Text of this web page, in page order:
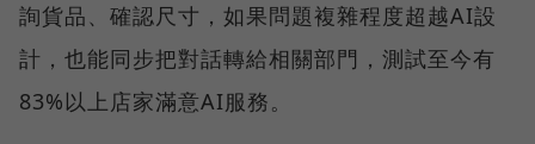
詢貨品、確認尺寸，如果問題複雜程度超越AI設
計，也能同步把對話轉給相關部門，測試至今有
83%以上店家滿意AI服務。